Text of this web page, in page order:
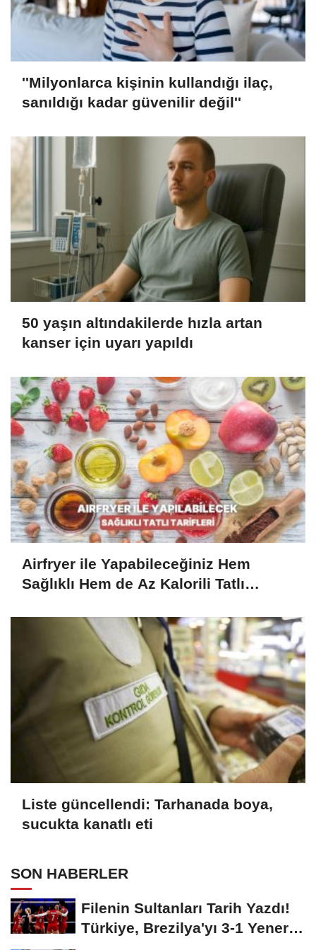
''Milyonlarca kişinin kullandığı ilaç,
sanıldığı kadar güvenilir değil''
50 yaşın altındakilerde hızla artan
kanser için uyarı yapıldı
Airfryer ile Yapabileceğiniz Hem
Sağlıklı Hem de Az Kalorili Tatlı
Liste güncellendi: Tarhanada boya,
sucukta kanatlı eti
SON HABERLER
Filenin Sultanları Tarih Yazdı!
Türkiye, Brezilya'yı 3-1 Yenerek